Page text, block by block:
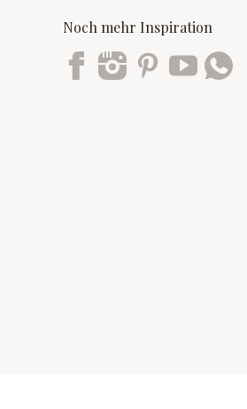
Noch mehr Inspiration